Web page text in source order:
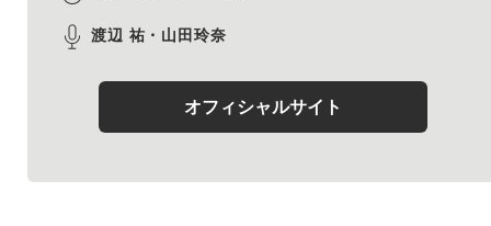
渡辺 祐・山田玲奈
オフィシャルサイト